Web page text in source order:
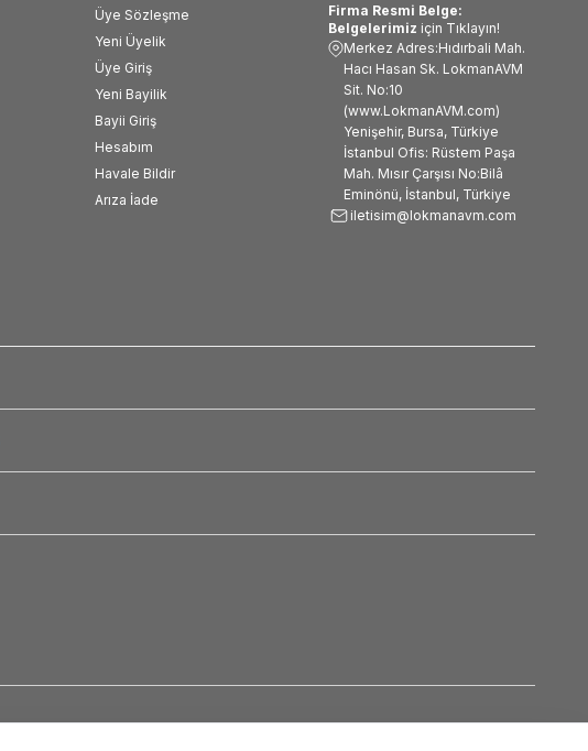
Firma Resmi Belge:
Belgelerimiz için Tıklayın!
Merkez Adres:Hıdırbali Mah.
Hacı Hasan Sk. LokmanAVM
Sit. No:10
(www.LokmanAVM.com)
Yenişehir, Bursa, Türkiye
İstanbul Ofis: Rüstem Paşa
Mah. Mısır Çarşısı No:Bilâ
Eminönü, İstanbul, Türkiye
iletisim@lokmanavm.com
Üye Sözleşme
Yeni Üyelik
Üye Giriş
Yeni Bayilik
Bayii Giriş
Hesabım
Havale Bildir
Arıza İade